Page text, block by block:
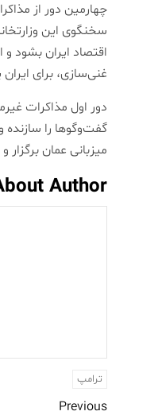
چهارمین دور از
سخنگوی این
اقتصاد ایران بشود
غنی‌سازی، برای
میزبانی عمان
Author
ترامپ
Previous